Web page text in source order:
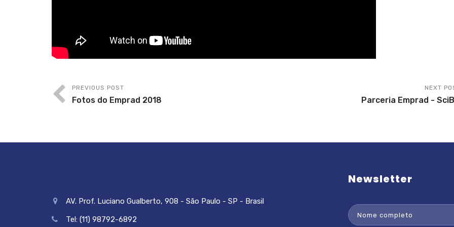
PREVIOUS POST
Fotos do Emprad 2018
NEXT
Parceria Emprad -
AV. Prof. Luciano Gualberto, 908 - São Paulo - SP - Brasil
Tel: (11) 98792-6892
Newsletter